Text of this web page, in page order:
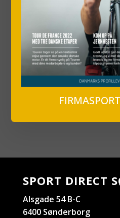
SPORT DIRECT
Alsgade 54 B-C
6400 Sønderborg